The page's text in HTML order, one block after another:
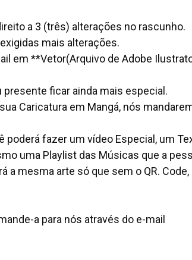
a 3 (três) alterações no rascunho.
mais alterações.
em **Vetor(Arquivo de Adobe
ficar ainda mais especial.
Caricatura em Mangá, nós
poderá fazer um vídeo Especial, um
uma Playlist das Músicas que a
a mesma arte só que sem o QR.
a para nós através do e-mail